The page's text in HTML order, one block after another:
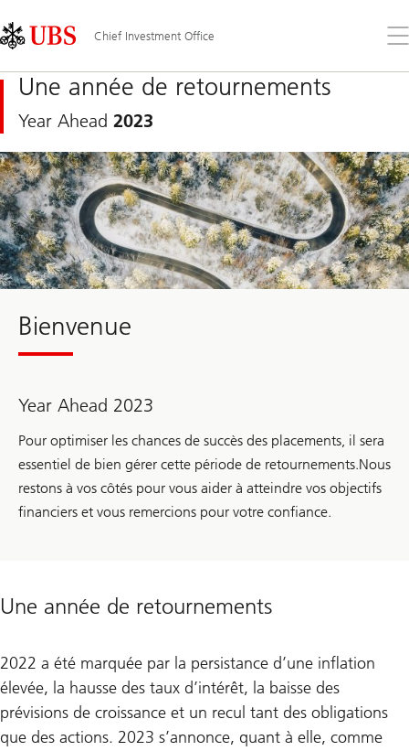
Links
Area
Chief Investment Office
le
Une année de retournements
Year Ahead 2023
Bienvenue
Year Ahead 2023
Pour optimiser les chances de succès des placements, il sera
essentiel de bien gérer cette période de retournements.Nous
restons à vos côtés pour vous aider à atteindre vos objectifs
financiers et vous remercions pour votre confiance.
Une année de retournements
2022 a été marquée par la persistance d’une inflation
élevée, la hausse des taux d’intérêt, la baisse des
prévisions de croissance et un recul tant des obligations
que des actions. 2023 s’annonce, quant à elle, comme